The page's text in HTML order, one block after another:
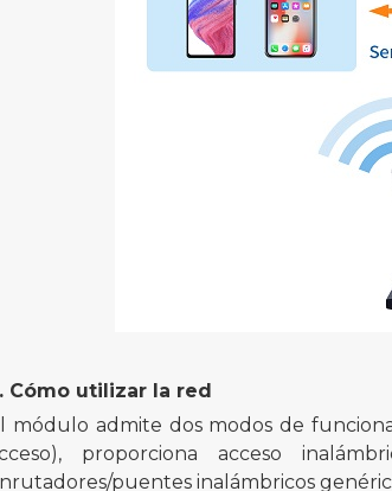
Cómo utilizar la red
módulo admite dos modos de
proporciona acceso
puentes inalámbricos